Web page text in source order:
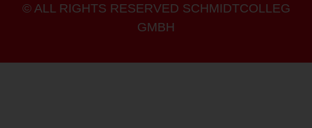
© ALL RIGHTS RESERVED SCHMIDTCOLLEG
GMBH